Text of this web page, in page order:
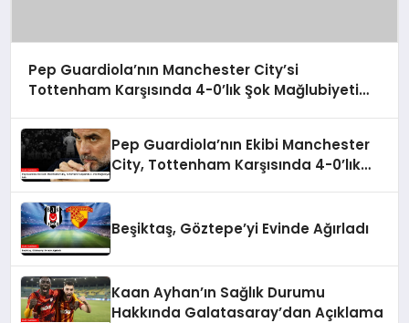
Pep Guardiola’nın Manchester City’si
Tottenham Karşısında 4-0’lık Şok Mağlubiyeti
Pep Guardiola’nın Ekibi Manchester
City, Tottenham Karşısında 4-0’lık
Beşiktaş, Göztepe’yi Evinde Ağırladı
Kaan Ayhan’ın Sağlık Durumu
Hakkında Galatasaray’dan Açıklama